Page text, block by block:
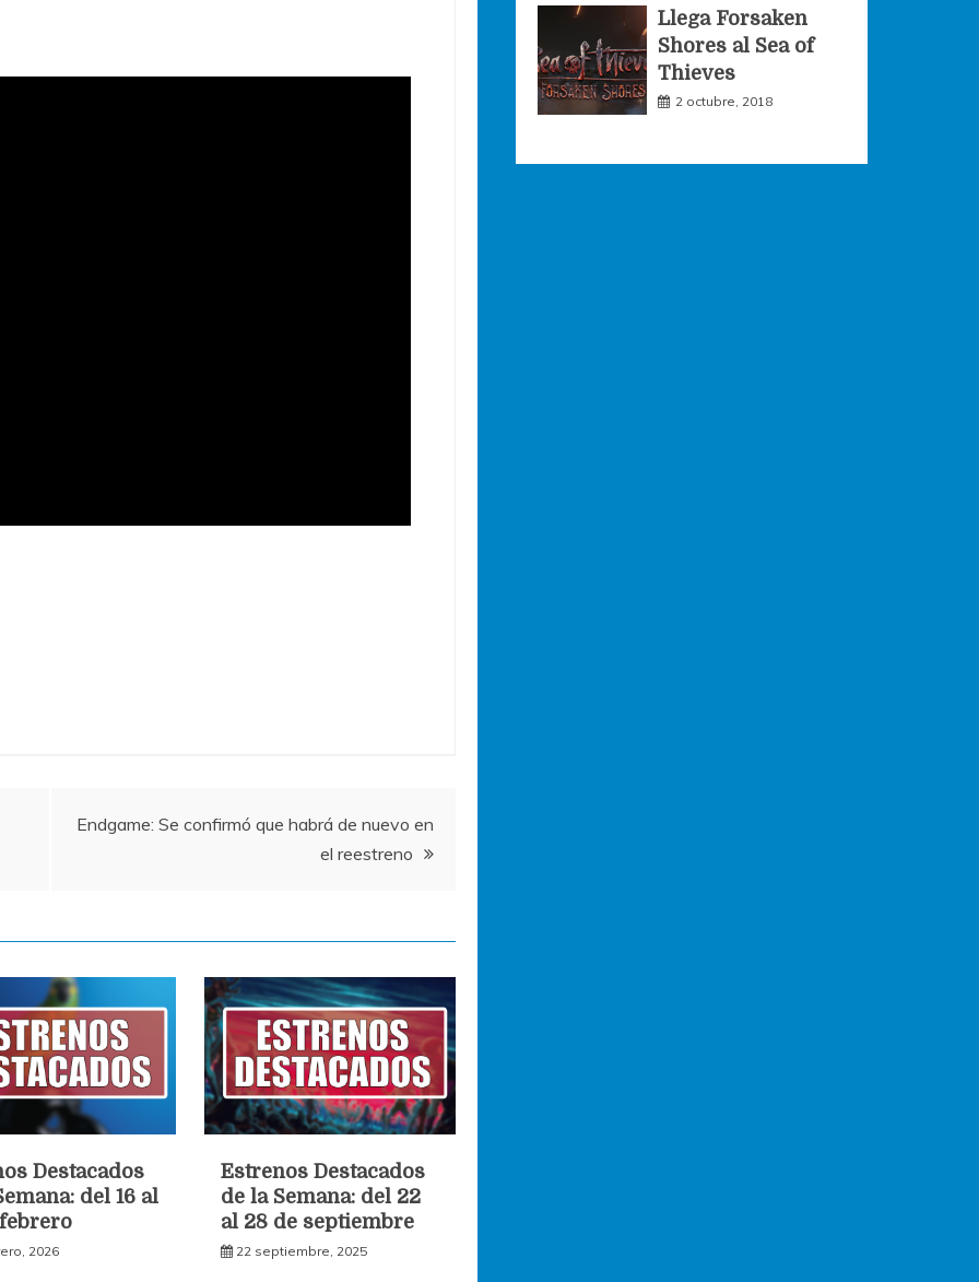
Endgame: Se confirmó que habrá de nuevo en
el reestreno
Destacados
del 16 al
2026
Estrenos Destacados
de la Semana: del 22
al 28 de septiembre
22 septiembre, 2025
Llega Forsaken
Shores al Sea of
Thieves
2 octubre, 2018